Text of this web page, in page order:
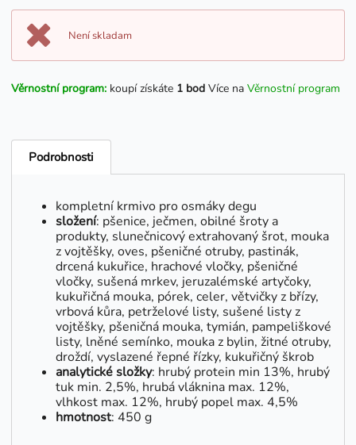
Není skladam
Věrnostní program: koupí získáte 1 bod Více na Věrnostní program
Podrobnosti
kompletní krmivo pro osmáky degu
složení: pšenice, ječmen, obilné šroty a
produkty, slunečnicový extrahovaný šrot, mouka
z vojtěšky, oves, pšeničné otruby, pastinák,
drcená kukuřice, hrachové vločky, pšeničné
vločky, sušená mrkev, jeruzalémské artyčoky,
kukuřičná mouka, pórek, celer, větvičky z břízy,
vrbová kůra, petrželové listy, sušené listy z
vojtěšky, pšeničná mouka, tymián, pampeliškové
listy, lněné semínko, mouka z bylin, žitné otruby,
droždí, vyslazené řepné řízky, kukuřičný škrob
analytické složky: hrubý protein min 13%, hrubý
tuk min. 2,5%, hrubá vláknina max. 12%,
vlhkost max. 12%, hrubý popel max. 4,5%
hmotnost: 450 g